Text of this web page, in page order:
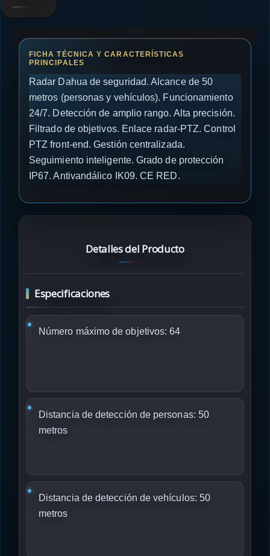
Radar Dahua de seguridad. Alcance de 50
metros (personas y vehículos). Funcionamiento
24/7. Detección de amplio rango. Alta precisión.
Filtrado de objetivos. Enlace radar-PTZ. Control
PTZ front-end. Gestión centralizada.
Seguimiento inteligente. Grado de protección
IP67. Antivandálico IK09. CE RED.
Detalles del Producto
Especificaciones
Número máximo de objetivos: 64
Distancia de detección de personas: 50
metros
Distancia de detección de vehículos: 50
metros